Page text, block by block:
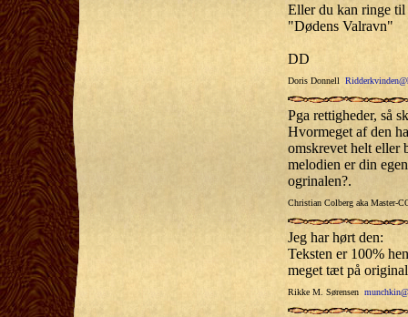
Eller du kan ringe
"Dødens Valravn"
DD
Doris Donnell
Pga rettigheder, så
Hvormeget af den
omskrevet helt eller
melodien er din
ogrinalen?.
Christian Colberg aka Master-
Jeg har hørt den:
Teksten er 100%
meget tæt på
Rikke M. Sørensen